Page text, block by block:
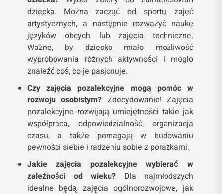
dziecka. Można zacząć od sportu, zajęć
artystycznych, a następnie rozważyć naukę
języków obcych lub zajęcia techniczne.
Ważne, by dziecko miało możliwość
wypróbowania różnych aktywności i mogło
znaleźć coś, co je pasjonuje.
Czy zajęcia pozalekcyjne mogą pomóc w
rozwoju osobistym? Zdecydowanie! Zajęcia
pozalekcyjne rozwijają umiejętności takie jak
współpraca, odpowiedzialność, organizacja
czasu, a także pomagają w budowaniu
pewności siebie i radzeniu sobie z porażkami.
Jakie zajęcia pozalekcyjne wybierać w
zależności od wieku? Dla najmłodszych
idealne będą zajęcia ogólnorozwojowe, jak